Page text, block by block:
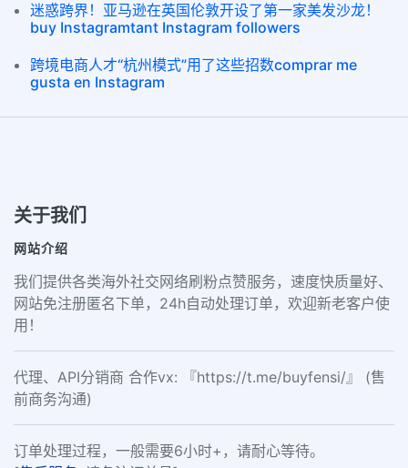
迷惑跨界！亚马逊在英国伦敦开设了第一家美发沙龙！
buy Instagramtant Instagram followers
跨境电商人才“杭州模式”用了这些招数comprar me
gusta en Instagram
关于我们
网站介绍
我们提供各类海外社交网络刷粉点赞服务，速度快质量好、
网站免注册匿名下单，24h自动处理订单，欢迎新老客户使
用！
代理、API分销商 合作vx: 『https://t.me/buyfensi/』 (售
前商务沟通)
订单处理过程，一般需要6小时+，请耐心等待。